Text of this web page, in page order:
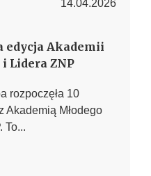
14.04.2026
edycja Akademii
i Lidera ZNP
rozpoczęła 10
Akademią Młodego
To...